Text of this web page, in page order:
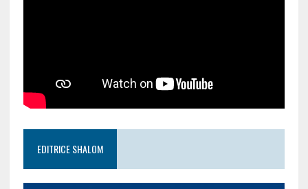
EDITRICE SHALOM